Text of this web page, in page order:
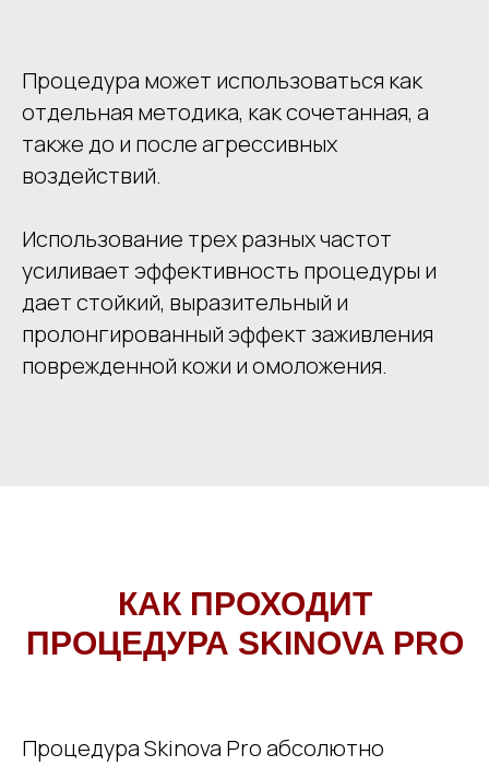
Процедура может использоваться как
отдельная методика, как сочетанная, а
также до и после агрессивных
воздействий.
Использование трех разных частот
усиливает эффективность процедуры и
дает стойкий, выразительный и
пролонгированный эффект заживления
поврежденной кожи и омоложения.
КАК ПРОХОДИТ
ПРОЦЕДУРА SKINOVA PRO
Процедура Skinova Pro абсолютно